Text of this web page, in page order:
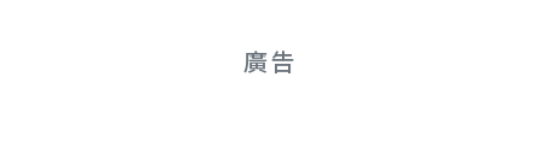
廣告